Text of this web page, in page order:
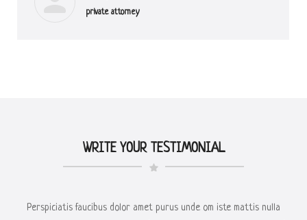
private attorney
WRITE YOUR TESTIMONIAL
Perspiciatis faucibus dolor amet purus unde om iste mattis nulla